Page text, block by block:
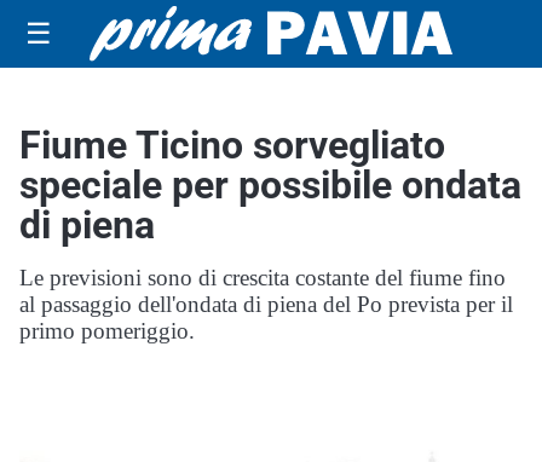
☰
Fiume Ticino sorvegliato
speciale per possibile ondata
di piena
Le previsioni sono di crescita costante del fiume fino
al passaggio dell'ondata di piena del Po prevista per il
primo pomeriggio.